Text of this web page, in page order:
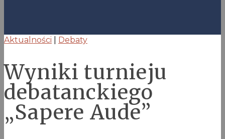
Aktualności Debaty
Wyniki turnieju
debatanckiego
„Sapere Aude”